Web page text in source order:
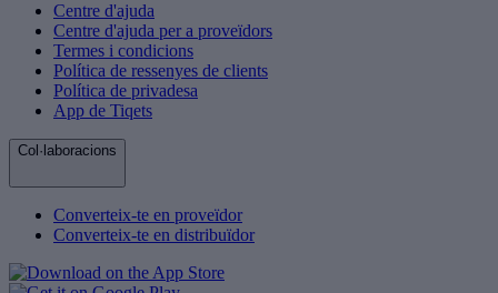
Centre d'ajuda
Centre d'ajuda per a proveïdors
Termes i condicions
Política de ressenyes de clients
Política de privadesa
App de Tiqets
Col·laboracions
Converteix-te en proveïdor
Converteix-te en distribuïdor